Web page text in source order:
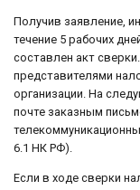
Получив заявление,
течение 5 рабочих
составлен акт
представителями
организации. На
почте заказным
6.1 НК РФ).
Если в ходе сверки